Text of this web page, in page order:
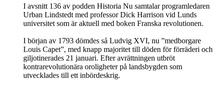
I avsnitt 136 av podden Historia Nu samtalar programledaren
Urban Lindstedt med professor Dick Harrison vid Lunds
universitet som är aktuell med boken Franska revolutionen.
I början av 1793 dömdes så Ludvig XVI, nu ”medborgare
Louis Capet”, med knapp majoritet till döden för förräderi och
giljotinerades 21 januari. Efter avrättningen utbröt
kontrarevolutionära oroligheter på landsbygden som
utvecklades till ett inbördeskrig.